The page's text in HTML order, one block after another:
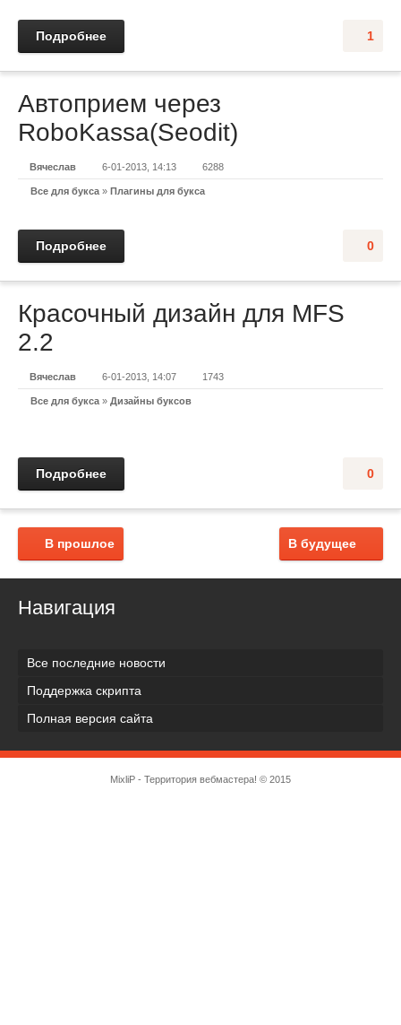
1
Подробнее
Автоприем через
RoboKassa(Seodit)
Вячеслав 6-01-2013, 14:13 6288
Все для букса » Плагины для букса
0
Подробнее
Красочный дизайн для MFS
2.2
Вячеслав 6-01-2013, 14:07 1743
Все для букса » Дизайны буксов
0
Подробнее
В будущее
В прошлое
Навигация
Все последние новости
Поддержка скрипта
Полная версия сайта
MixliP - Территория вебмастера! © 2015